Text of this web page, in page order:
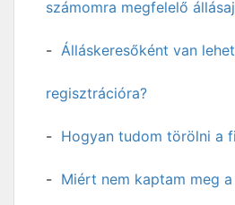
számomra megfelelő
Álláskeresőként van
regisztrációra?
Hogyan tudom törölni a
Miért nem kaptam meg